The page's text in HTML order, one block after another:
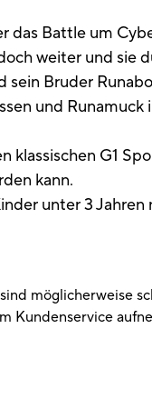
das Battle um
weiter und sie
Bruder
und
klassischen G1
kann.
unter 3
möglicherweise
Kundenservice